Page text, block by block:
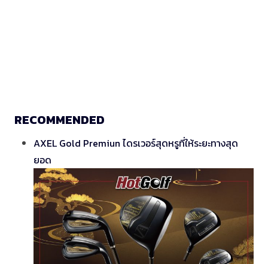
RECOMMENDED
AXEL Gold Premiun ไดรเวอร์สุดหรูที่ให้ระยะทางสุด
ยอด